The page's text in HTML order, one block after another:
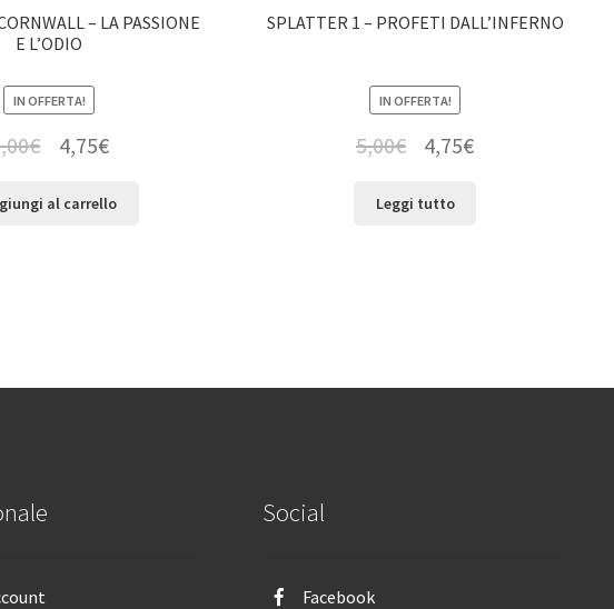
– LA PASSIONE
E L’ODIO
IN OFFERTA!
€ 4,75€
al carrello
SPLATTER 1 – PROFETI DALL’INFERNO
IN OFFERTA!
5,00€ 4,75€
Leggi tutto
Social
Facebook